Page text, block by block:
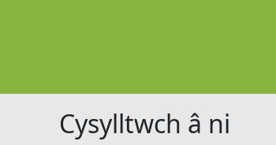
Cysylltwch â ni